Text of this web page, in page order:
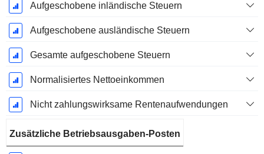
Aufgeschobene inländische Steuern
Aufgeschobene ausländische Steuern
Gesamte aufgeschobene Steuern
Normalisiertes Nettoeinkommen
Nicht zahlungswirksame Rentenaufwendungen
Zusätzliche Betriebsausgaben-Posten